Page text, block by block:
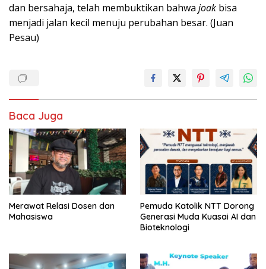
dan bersahaja, telah membuktikan bahwa joak bisa
menjadi jalan kecil menuju perubahan besar. (Juan
Pesau)
Baca Juga
Merawat Relasi Dosen dan
Mahasiswa
Pemuda Katolik NTT Dorong
Generasi Muda Kuasai AI dan
Bioteknologi